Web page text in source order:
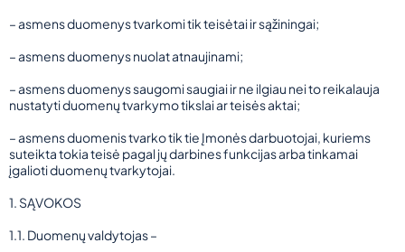
– asmens duomenys tvarkomi tik teisėtai ir sąžiningai;
– asmens duomenys nuolat atnaujinami;
– asmens duomenys saugomi saugiai ir ne ilgiau nei to reikalauja
nustatyti duomenų tvarkymo tikslai ar teisės aktai;
– asmens duomenis tvarko tik tie Įmonės darbuotojai, kuriems
suteikta tokia teisė pagal jų darbines funkcijas arba tinkamai
įgalioti duomenų tvarkytojai.
1. SĄVOKOS
1.1. Duomenų valdytojas –